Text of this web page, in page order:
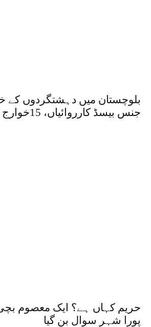
بلوچستان میں دہشتگردوں کے
جنس بیسڈ کارروائیاں، 15خوارج جہنم واصل
حریم کہاں ہے؟ ایک معصوم
پورا شہر سوال بن گیا